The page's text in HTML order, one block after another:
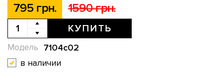
795 грн. 1590 грн.
КУПИТЬ
7104c02
Модель
в наличии